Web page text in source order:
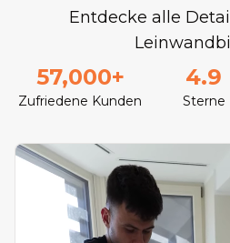
Entdecke alle
57,000+ 4.9
Zufriedene Kunden Sterne